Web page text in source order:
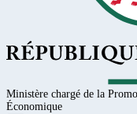
Ministère chargé de la
Économique